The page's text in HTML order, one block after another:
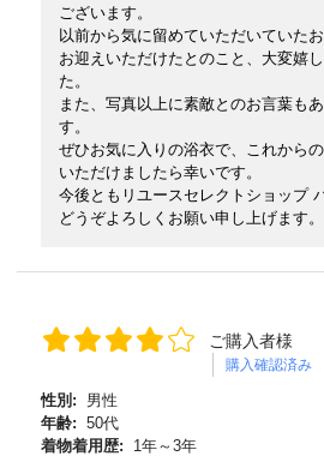
ございます。
以前から気に留めていただいていた
お迎えいただけたとのこと、大変嬉
た。
また、写真以上に素敵とのお言葉も
す。
ぜひお気に入りの浴衣で、これから
いただけましたら幸いです。
今後ともリユースセレクトショップ
どうぞよろしくお願い申し上げます。
ご購入者様
購入確認済み
性別:
男性
年齢: 50代
着物着用歴:
1年～3年